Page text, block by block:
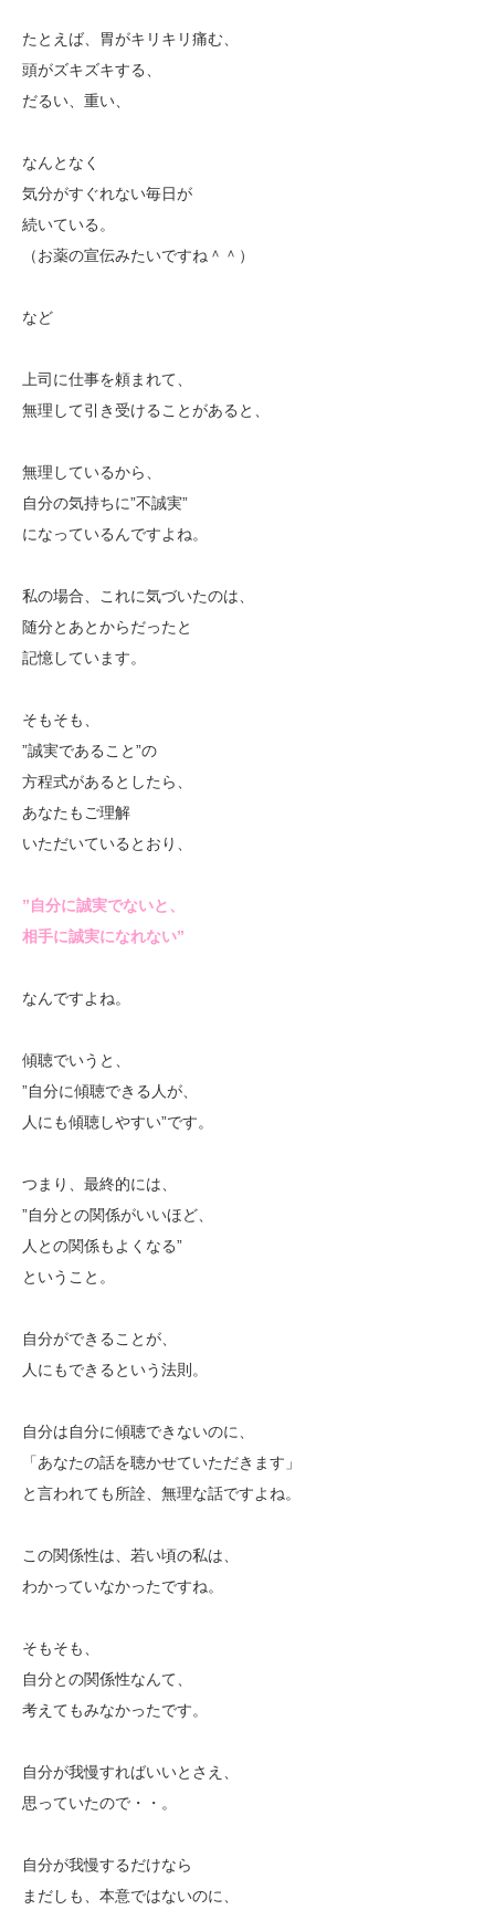
たとえば、胃がキリキリ痛む、
頭がズキズキする、
だるい、重い、
なんとなく
気分がすぐれない毎日が
続いている。
（お薬の宣伝みたいですね＾＾）
など
上司に仕事を頼まれて、
無理して引き受けることがあると、
無理しているから、
自分の気持ちに”不誠実”
になっているんですよね。
私の場合、これに気づいたのは、
随分とあとからだったと
記憶しています。
そもそも、
”誠実であること”の
方程式があるとしたら、
あなたもご理解
いただいているとおり、
”自分に誠実でないと、
相手に誠実になれない”
なんですよね。
傾聴でいうと、
”自分に傾聴できる人が、
人にも傾聴しやすい”です。
つまり、最終的には、
”自分との関係がいいほど、
人との関係もよくなる”
ということ。
自分ができることが、
人にもできるという法則。
自分は自分に傾聴できないのに、
「あなたの話を聴かせていただきます」
と言われても所詮、無理な話ですよね。
この関係性は、若い頃の私は、
わかっていなかったですね。
そもそも、
自分との関係性なんて、
考えてもみなかったです。
自分が我慢すればいいとさえ、
思っていたので・・。
自分が我慢するだけなら
まだしも、本意ではないのに、